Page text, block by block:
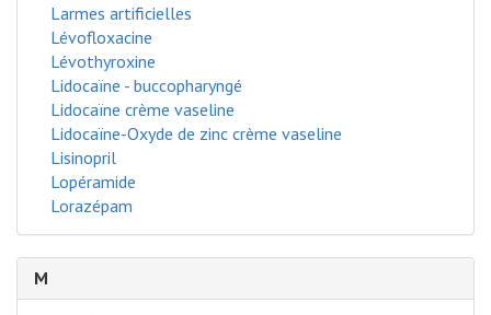
Larmes artificielles
Lévofloxacine
Lévothyroxine
Lidocaïne - buccopharyngé
Lidocaïne crème vaseline
Lidocaïne-Oxyde de zinc crème vaseline
Lisinopril
Lopéramide
Lorazépam
M